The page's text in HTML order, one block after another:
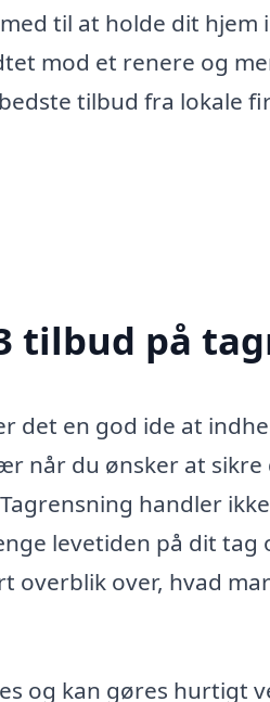
til at holde dit hjem
mod et renere og
tilbud fra lokale
på
det en god ide at
du ønsker at sikre
handler
levetiden på dit tag
over, hvad
og kan gøres hurtigt